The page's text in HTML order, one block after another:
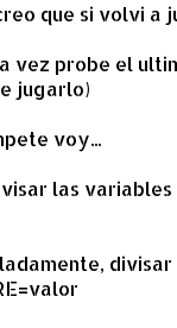
que si volvi a
vez probe el
jugarlo)
voy...
las